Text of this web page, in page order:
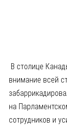
В столице
внимание всей
на
сотрудников и